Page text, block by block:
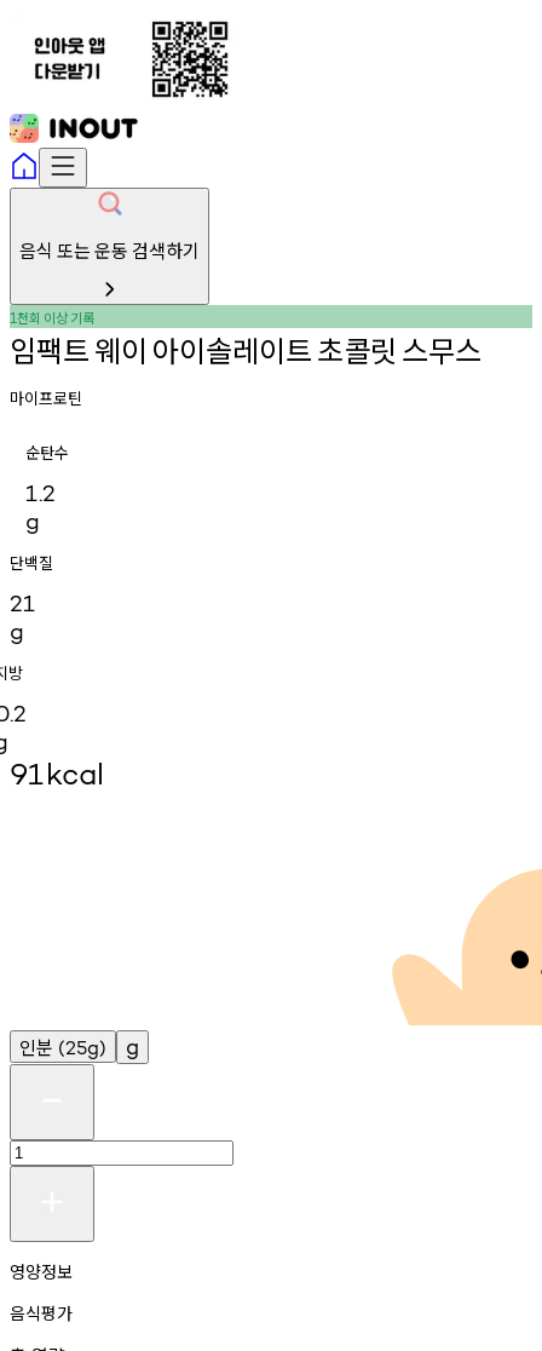
음식 또는 운동 검색하기
1천회 이상기록
임팩트웨이 아이솔레이트초콜릿 스무스
마이프로틴
순탄수
1.2
g
단백질
21
g
방
91kcal
인분 (25g) g
영양정보
음식평가